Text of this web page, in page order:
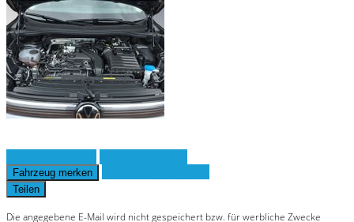
Fahrzeug merken
Teilen
Die angegebene E-Mail wird nicht gespeichert bzw. für werbliche Zwecke